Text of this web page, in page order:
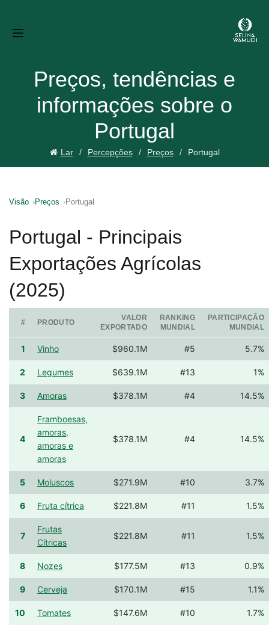
Preços, tendências e
informações sobre o
Portugal
Lar Percepções Preços Portugal
Visão Preços Portugal
Portugal - Principais
Exportações Agrícolas
(2025)
# PRODUTO
VALOR
EXPORTADO
RANKING
MUNDIAL
PARTICIPAÇÃO
MUNDIAL
1 Vinho $960.1M #5 5.7%
2 Legumes $639.1M #13 1%
3 Amoras $378.1M #4 14.5%
4
Framboesas,
amoras,
amoras e
amoras
$378.1M #4 14.5%
5 Moluscos $271.9M #10 3.7%
6 Fruta cítrica $221.8M #11 1.5%
7
Frutas
Cítricas
$221.8M #11 1.5%
8 Nozes $177.5M #13 0.9%
9 Cerveja $170.1M #15 1.1%
10 Tomates $147.6M #10 1.7%